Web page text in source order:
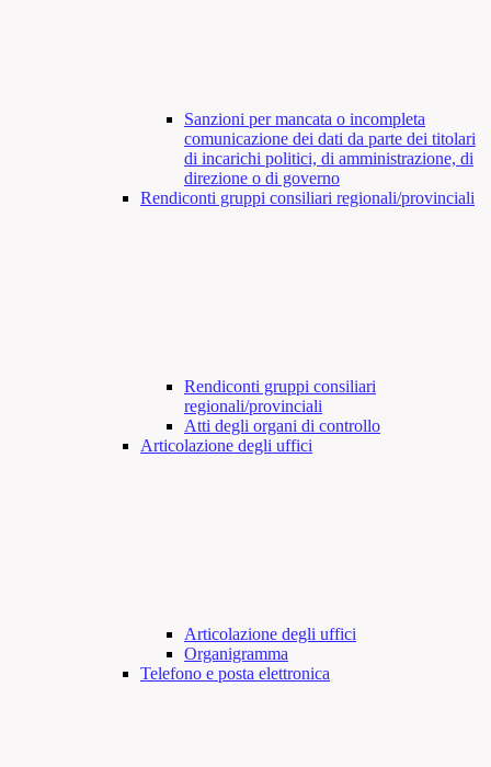
Sanzioni per mancata o incompleta
comunicazione dei dati da parte dei titolari
di incarichi politici, di amministrazione, di
direzione o di governo
Rendiconti gruppi consiliari regionali/provinciali
Rendiconti gruppi consiliari
regionali/provinciali
Atti degli organi di controllo
Articolazione degli uffici
Articolazione degli uffici
Organigramma
Telefono e posta elettronica